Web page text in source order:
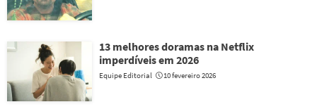
13 melhores doramas na Netflix
imperdíveis em 2026
Equipe Editorial 10 fevereiro 2026